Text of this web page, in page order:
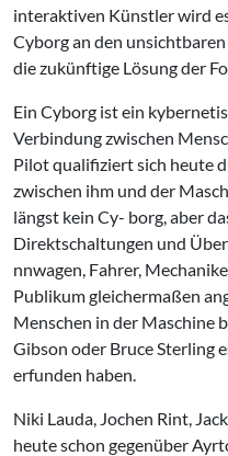
inter­aktiven Künstler wird
Cyborg an den
die zukünftige Lösung der
Ein Cyborg ist ein
Verbindung zwischen
Pilot qualifiziert sich heute
zwi­schen ihm und der
längst kein Cy- borg, aber
Direktschaltungen und
nnwagen, Fahrer,
Publikum gleichermaßen
Menschen in der Maschi­ne
Gibson oder Bruce Sterling
erfunden haben.
Niki Lauda, Jochen Rint,
heute schon gegenüber